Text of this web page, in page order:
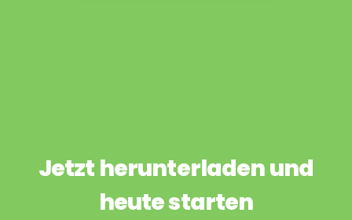
Jetzt herunterladen und
heute starten